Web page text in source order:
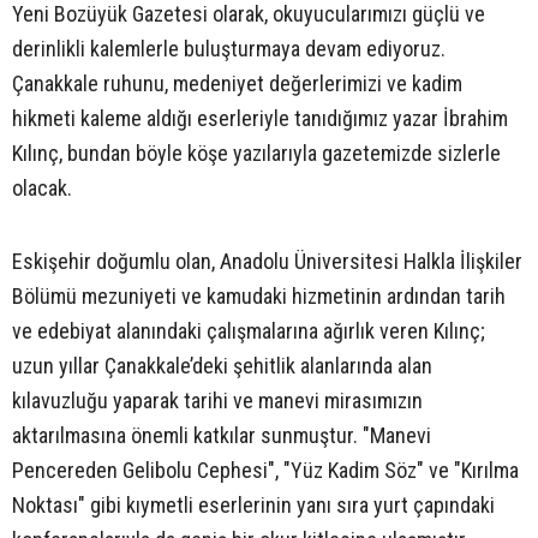
Yeni Bozüyük Gazetesi olarak, okuyucularımızı güçlü ve
derinlikli kalemlerle buluşturmaya devam ediyoruz.
Çanakkale ruhunu, medeniyet değerlerimizi ve kadim
hikmeti kaleme aldığı eserleriyle tanıdığımız yazar İbrahim
Kılınç, bundan böyle köşe yazılarıyla gazetemizde sizlerle
olacak.
Eskişehir doğumlu olan, Anadolu Üniversitesi Halkla İlişkiler
Bölümü mezuniyeti ve kamudaki hizmetinin ardından tarih
ve edebiyat alanındaki çalışmalarına ağırlık veren Kılınç;
uzun yıllar Çanakkale’deki şehitlik alanlarında alan
kılavuzluğu yaparak tarihi ve manevi mirasımızın
aktarılmasına önemli katkılar sunmuştur. "Manevi
Pencereden Gelibolu Cephesi", "Yüz Kadim Söz" ve "Kırılma
Noktası" gibi kıymetli eserlerinin yanı sıra yurt çapındaki